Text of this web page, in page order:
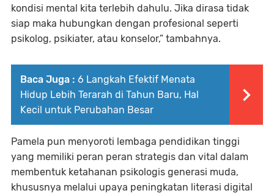
kondisi mental kita terlebih dahulu. Jika dirasa tidak
siap maka hubungkan dengan profesional seperti
psikolog, psikiater, atau konselor,” tambahnya.
Baca Juga : 6 Langkah Efektif Menata
Hidup Lebih Terarah di Tahun Baru, Hal
Kecil untuk Perubahan Besar
Pamela pun menyoroti lembaga pendidikan tinggi
yang memiliki peran peran strategis dan vital dalam
membentuk ketahanan psikologis generasi muda,
khususnya melalui upaya peningkatan literasi digital